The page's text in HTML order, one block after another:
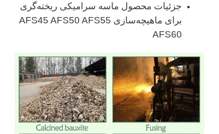
جزئیات محصول ماسه سرامیکی ریخته‌گری
برای ماهیچه‌سازی AFS45 AFS50 AFS55
AFS60